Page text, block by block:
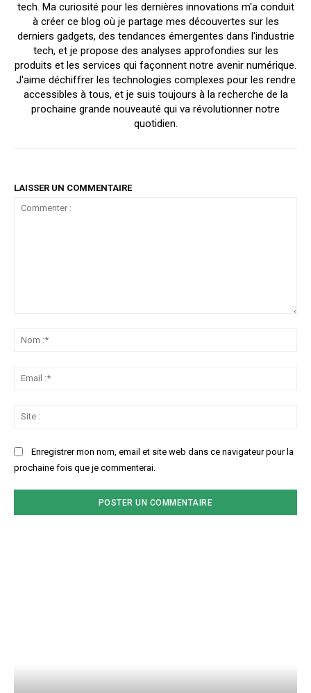
tech. Ma curiosité pour les dernières innovations m'a conduit
à créer ce blog où je partage mes découvertes sur les
derniers gadgets, des tendances émergentes dans l'industrie
tech, et je propose des analyses approfondies sur les
produits et les services qui façonnent notre avenir numérique.
J'aime déchiffrer les technologies complexes pour les rendre
accessibles à tous, et je suis toujours à la recherche de la
prochaine grande nouveauté qui va révolutionner notre
quotidien.
LAISSER UN COMMENTAIRE
Enregistrer mon nom, email et site web dans ce navigateur pour la
prochaine fois que je commenterai.